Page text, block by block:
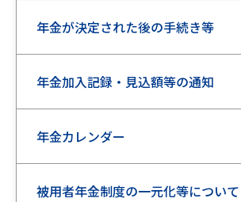
年金が決定された後の手続き等
年金加入記録・見込額等の通知
年金カレンダー
被用者年金制度の一元化等について